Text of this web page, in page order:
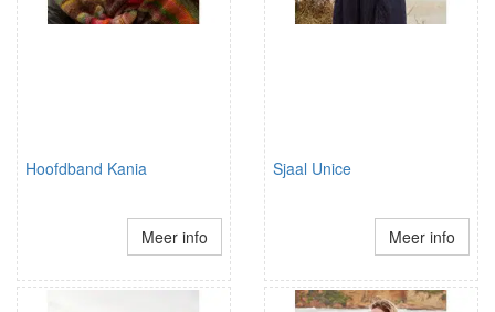
Hoofdband Kania
Meer info
Sjaal Unice
Meer info